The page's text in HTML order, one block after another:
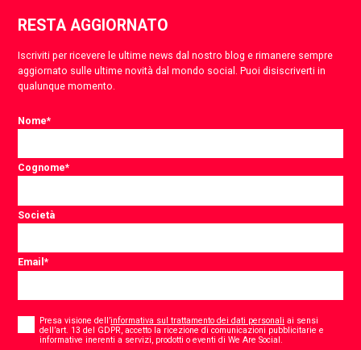
RESTA AGGIORNATO
Iscriviti per ricevere le ultime news dal nostro blog e rimanere sempre
aggiornato sulle ultime novità dal mondo social. Puoi disiscriverti in
qualunque momento.
Nome*
Cognome*
Società
Email*
Consent
Presa visione dell’informativa sul trattamento dei dati personali ai sensi
dell’art. 13 del GDPR, accetto la ricezione di comunicazioni pubblicitarie e
informative inerenti a servizi, prodotti o eventi di We Are Social.